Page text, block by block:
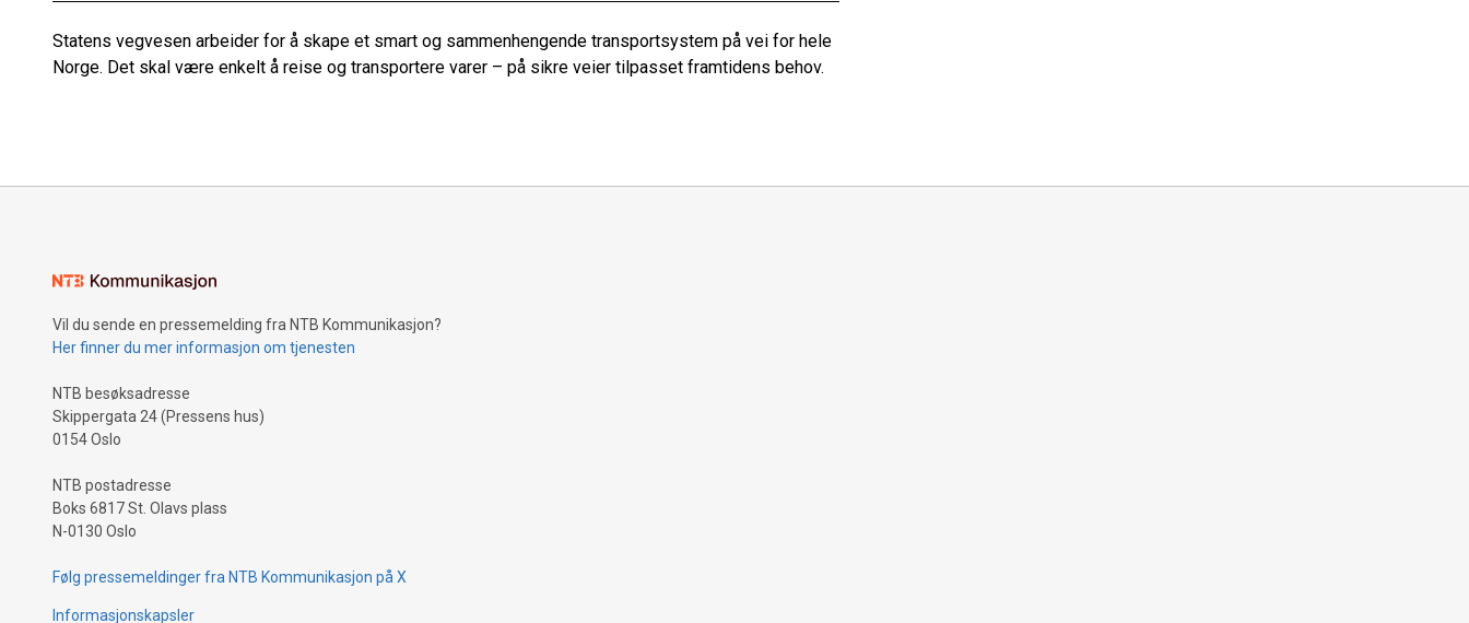
Statens vegvesen arbeider for å skape et smart og sammenhengende transportsystem på vei for hele
Norge. Det skal være enkelt å reise og transportere varer – på sikre veier tilpasset framtidens behov.
Vil du sende en pressemelding fra NTB Kommunikasjon?
Her finner du mer informasjon om tjenesten
NTB besøksadresse
Skippergata 24 (Pressens hus)
0154 Oslo
NTB postadresse
Boks 6817 St. Olavs plass
N-0130 Oslo
Følg pressemeldinger fra NTB Kommunikasjon på X
Informasjonskapsler